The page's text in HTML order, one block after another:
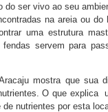
ser vivo ao seu
na areia ou
uma estrutura
fendas servem para
mostra que sua
O que explica
nutrientes por esta